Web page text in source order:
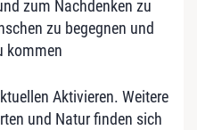
zum Nachdenken zu
zu begegnen und
kommen
Aktivieren. Weitere
und Natur finden sich